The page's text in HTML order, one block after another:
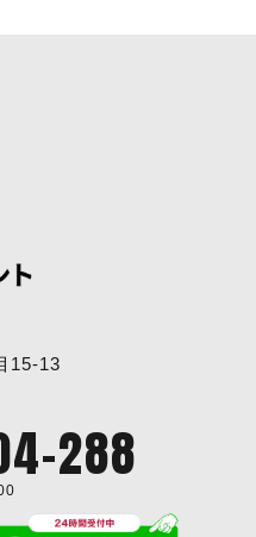
15-13
288